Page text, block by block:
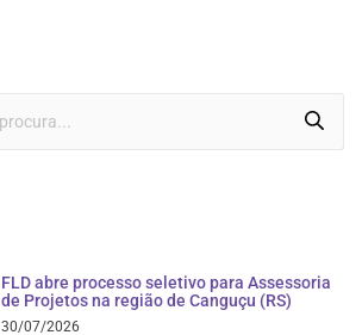
FLD abre processo seletivo para Assessoria
de Projetos na região de Canguçu (RS)
30/07/2026